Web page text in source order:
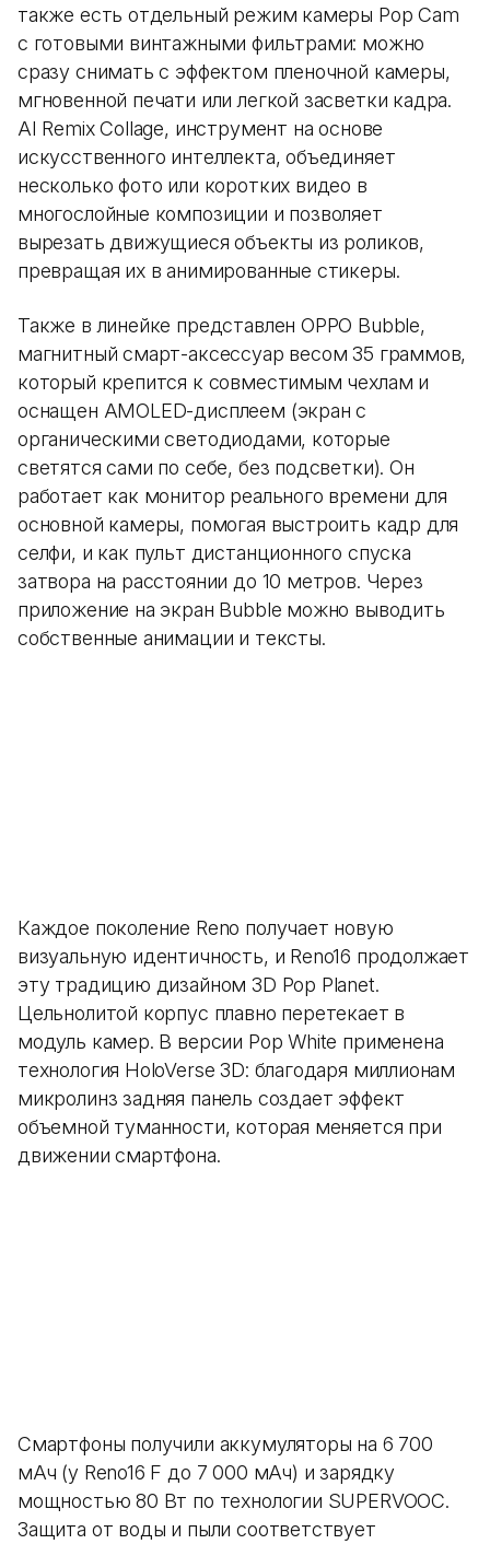
также есть отдельный режим камеры Pop Cam
с готовыми винтажными фильтрами: можно
сразу снимать с эффектом пленочной камеры,
мгновенной печати или легкой засветки кадра.
AI Remix Collage, инструмент на основе
искусственного интеллекта, объединяет
несколько фото или коротких видео в
многослойные композиции и позволяет
вырезать движущиеся объекты из роликов,
превращая их в анимированные стикеры.
Также в линейке представлен OPPO Bubble,
магнитный смарт-аксессуар весом 35 граммов,
который крепится к совместимым чехлам и
оснащен AMOLED-дисплеем (экран с
органическими светодиодами, которые
светятся сами по себе, без подсветки). Он
работает как монитор реального времени для
основной камеры, помогая выстроить кадр для
селфи, и как пульт дистанционного спуска
затвора на расстоянии до 10 метров. Через
приложение на экран Bubble можно выводить
собственные анимации и тексты.
Каждое поколение Reno получает новую
визуальную идентичность, и Reno16 продолжает
эту традицию дизайном 3D Pop Planet.
Цельнолитой корпус плавно перетекает в
модуль камер. В версии Pop White применена
технология HoloVerse 3D: благодаря миллионам
микролинз задняя панель создает эффект
объемной туманности, которая меняется при
движении смартфона.
Смартфоны получили аккумуляторы на 6 700
мАч (у Reno16 F до 7 000 мАч) и зарядку
мощностью 80 Вт по технологии SUPERVOOC.
Защита от воды и пыли соответствует